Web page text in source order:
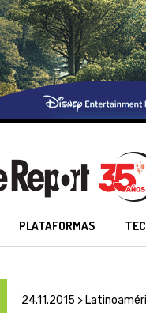
PLATAFORMAS
24.11.2015 >